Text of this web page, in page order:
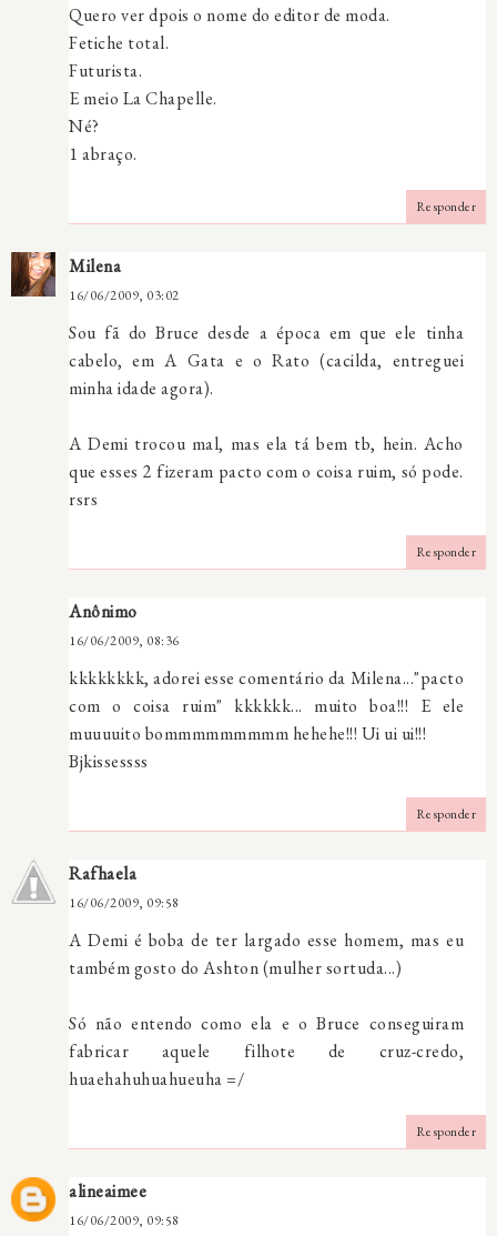
Quero ver dpois o nome do editor de moda.
Fetiche total.
Futurista.
E meio La Chapelle.
Né?
1 abraço.
Responder
Milena
16/06/2009, 03:02
Sou fã do Bruce desde a época em que ele tinha
cabelo, em A Gata e o Rato (cacilda, entreguei
minha idade agora).
A Demi trocou mal, mas ela tá bem tb, hein. Acho
que esses 2 fizeram pacto com o coisa ruim, só pode.
rsrs
Responder
Anônimo
16/06/2009, 08:36
kkkkkkkk, adorei esse comentário da Milena..."pacto
com o coisa ruim" kkkkkk... muito boa!!! E ele
muuuuito bommmmmmmmm hehehe!!! Ui ui ui!!!
Bjkissessss
Responder
Rafhaela
16/06/2009, 09:58
A Demi é boba de ter largado esse homem, mas eu
também gosto do Ashton (mulher sortuda...)
Só não entendo como ela e o Bruce conseguiram
fabricar aquele filhote de cruz-credo,
huaehahuhuahueuha =/
Responder
alineaimee
16/06/2009, 09:58